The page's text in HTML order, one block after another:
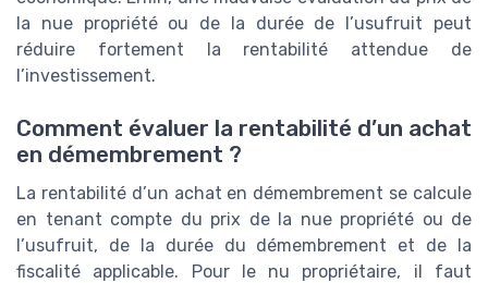
la nue propriété ou de la durée de l’usufruit peut
réduire fortement la rentabilité attendue de
l’investissement.
Comment évaluer la rentabilité d’un achat
en démembrement ?
La rentabilité d’un achat en démembrement se calcule
en tenant compte du prix de la nue propriété ou de
l’usufruit, de la durée du démembrement et de la
fiscalité applicable. Pour le nu propriétaire, il faut